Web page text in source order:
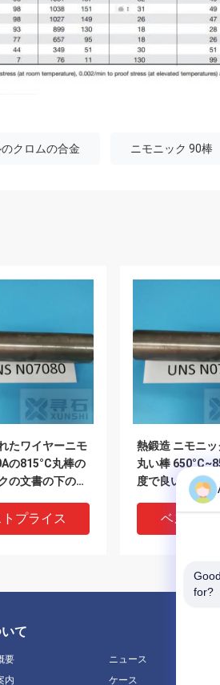
クロムの合金 ニモニック 90棒
たワイヤーニモ
の815°C丸棒の
の文書の下の温
プライス
熱鍛造 ニモニ
丸い棒
度で良いスリッ
ベストプ
て
要
内
ニュース
ケース
for?